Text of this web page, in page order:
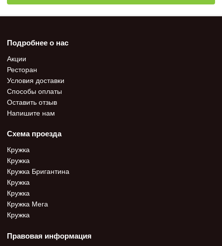
Подробнее о нас
Акции
Ресторан
Условия доставки
Способы оплаты
Оставить отзыв
Напишите нам
Схема проезда
Кружка
Кружка
Кружка Бригантина
Кружка
Кружка
Кружка Мега
Кружка
Правовая информация